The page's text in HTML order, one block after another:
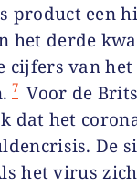
product een
het derde
cijfers van
7 Voor de
dat het
De
het virus